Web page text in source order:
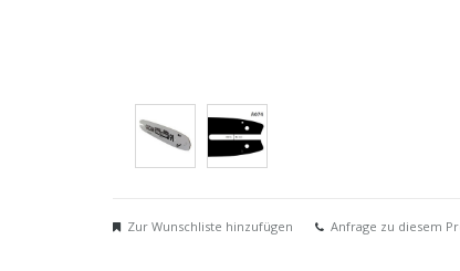
Zur Wunschliste hinzufügen Anfrage zu diesem